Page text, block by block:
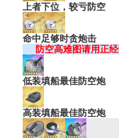
上者下位，较亏防空
命中足够时贪炮击
防空高难图请用正
低装填船最佳防空炮
高装填船最佳防空炮